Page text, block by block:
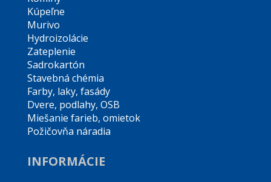
Kúpeľne
Murivo
Hydroizolácie
Zateplenie
Sadrokartón
Stavebná chémia
Farby, laky, fasády
Dvere, podlahy, OSB
Miešanie farieb, omietok
Požičovňa náradia
INFORMÁCIE